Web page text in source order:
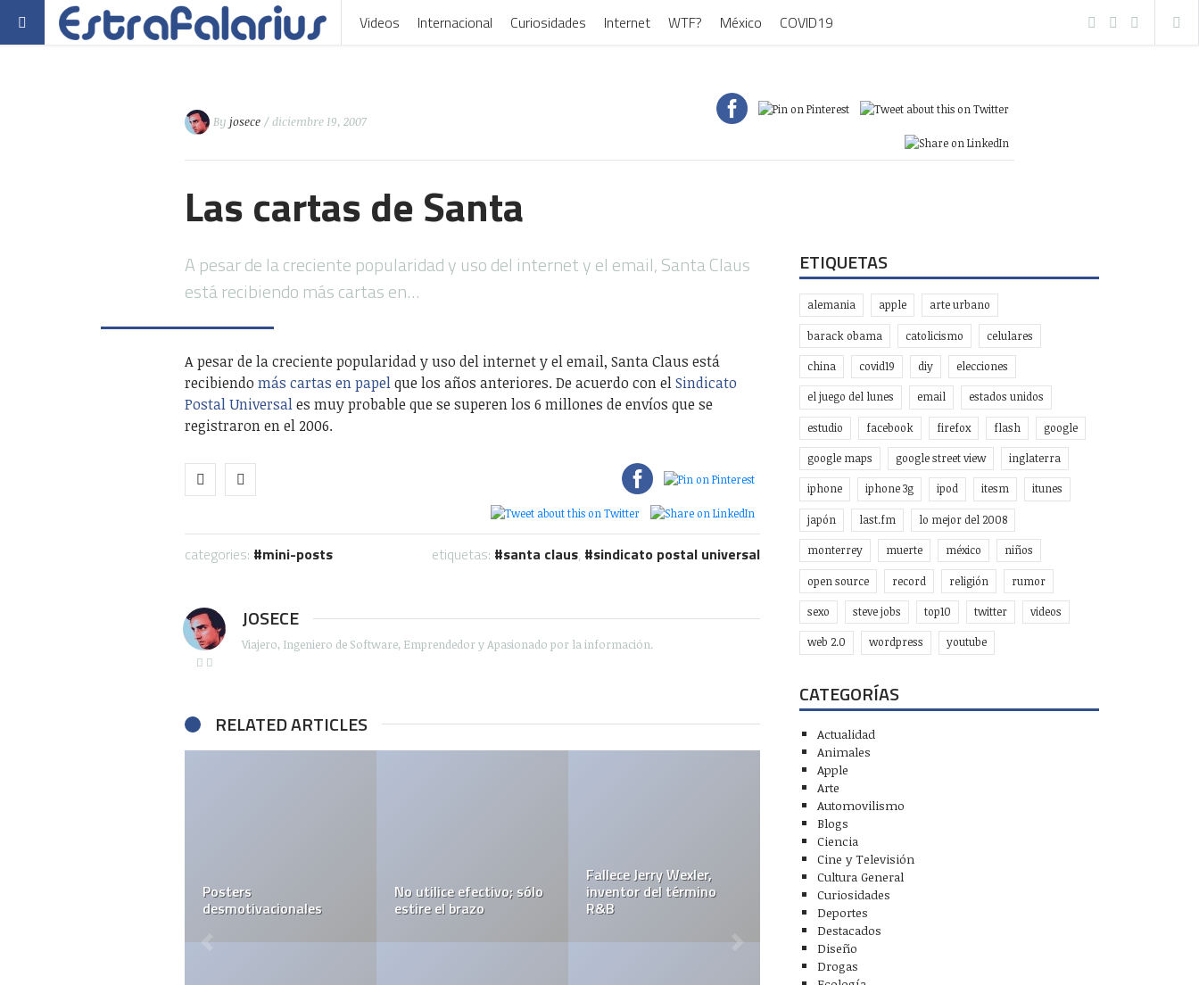
Videos Internacional Curiosidades Internet WTF? México COVID19
By josece / diciembre 19, 2007
Las cartas de Santa
A pesar de la creciente popularidad y uso del internet y el email, Santa Claus
está recibiendo más cartas en…
A pesar de la creciente popularidad y uso del internet y el email, Santa Claus está
recibiendo más cartas en papelque los años anteriores. De acuerdo con elSindicato
Postal Universales muy probable que se superen los 6 millones de envíos que se
registraron en el 2006.
categories: mini-posts etiquetas: santa claus, sindicato postal universal
JOSECE
Viajero, Ingeniero de Software, Emprendedor y Apasionado por la información.
RELATED ARTICLES
Posters
desmotivacionales
No utilice efectivo; sólo
estire el brazo
Fallece Jerry Wexler,
inventor del término
R&B
ETIQUETAS
alemania apple arte urbano
barack obama catolicismo celulares
china covid19 diy elecciones
el juego del lunes email estados unidos
estudio facebook firefox flash google
google maps google street view inglaterra
iphone iphone 3g ipod itesm itunes
japón last.fm lo mejor del 2008
monterrey muerte méxico niños
open source record religión rumor
sexo steve jobs top10 twitter videos
web 2.0 wordpress youtube
CATEGORÍAS
Actualidad
Animales
Apple
Arte
Automovilismo
Blogs
Ciencia
Cine y Televisión
Cultura General
Curiosidades
Deportes
Destacados
Diseño
Drogas